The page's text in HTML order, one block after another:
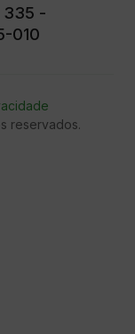
335 -
010
reservados.